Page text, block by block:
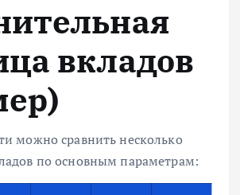
вкладов
можно сравнить несколько
по основным параметрам: